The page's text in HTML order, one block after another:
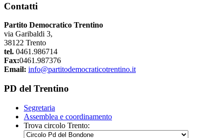
Contatti
Partito Democratico Trentino
via Garibaldi 3,
38122 Trento
tel. 0461.986714
Fax:0461.987376
Email: info@partitodemocraticotrentino.it
PD del Trentino
Segretaria
Assemblea e coordinamento
Trova circolo Trento: